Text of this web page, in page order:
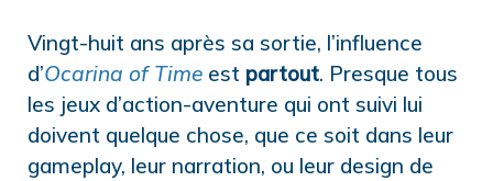
Vingt-huit ans après sa sortie, l’influence
d’Ocarina of Time est partout. Presque tous
les jeux d’action-aventure qui ont suivi lui
doivent quelque chose, que ce soit dans leur
gameplay, leur narration, ou leur design de